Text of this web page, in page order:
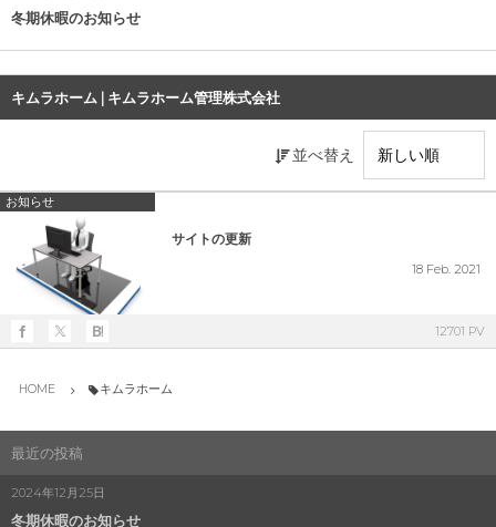
冬期休暇のお知らせ
キムラホーム | キムラホーム管理株式会社
並べ替え
お知らせ
サイトの更新
18 Feb. 2021
12701 PV
HOME キムラホーム
最近の投稿
2024年12月25日
冬期休暇のお知らせ